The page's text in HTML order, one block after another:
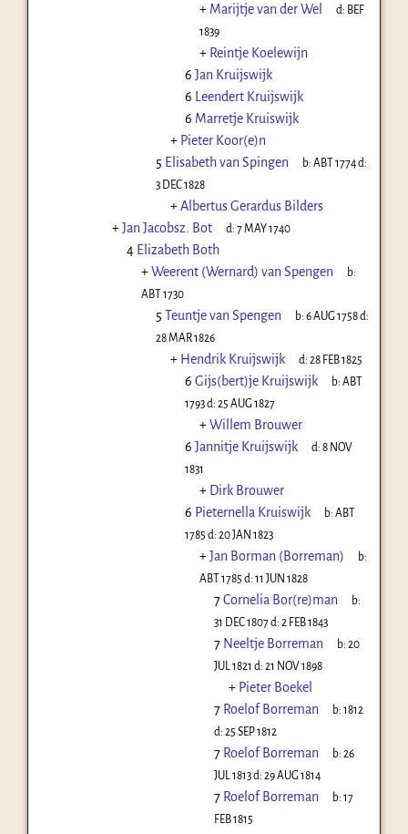
+ Marijtje van der Wel d: BEF
1839
+ Reintje Koelewijn
6 Jan Kruijswijk
6 Leendert Kruijswijk
6 Marretje Kruiswijk
+ Pieter Koor(e)n
5 Elisabeth van Spingen b:ABT 1774d:
3 DEC 1828
+Albertus Gerardus Bilders
+Jan Jacobsz. Bot d:7 MAY 1740
4 Elizabeth Both
+Weerent (Wernard) van Spengen
b:
ABT 1730
5 Teuntje van Spengen b:6 AUG 1758d:
28 MAR 1826
+ Hendrik Kruijswijk d:28 FEB 1825
6 Gijs(bert)je Kruijswijk b:ABT
1793d: 25 AUG 1827
+Willem Brouwer
6 Jannitje Kruijswijk d:8 NOV
1831
+ Dirk Brouwer
6 Pieternella Kruiswijk b:ABT
1785 d: 20 JAN 1823
+Jan Borman (Borreman)
b:
ABT 1785 d: 11 JUN 1828
7Cornelia Bor(re)man
b:
31 DEC 1807d: 2 FEB 1843
7 Neeltje Borreman b:20
JUL 1821 d: 21 NOV 1898
+ Pieter Boekel
7 Roelof Borreman b:1812
d: 25 SEP 1812
7 Roelof Borreman b:26
JUL 1813d: 29 AUG 1814
7 Roelof Borreman b:17
FEB 1815